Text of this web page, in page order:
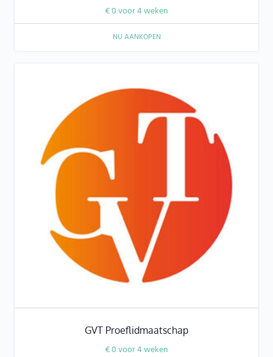
€0voor 4 weken
NU AANKOPEN
GVT Proeflidmaatschap
€0voor 4 weken